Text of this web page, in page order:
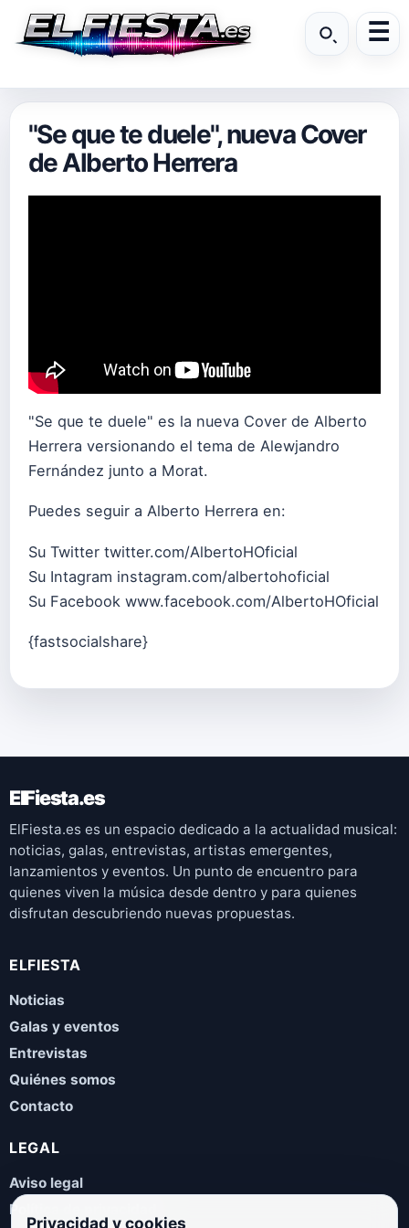
"Se que te duele", nueva Cover
de Alberto Herrera
"Se que te duele" es la nueva Cover de Alberto
Herrera versionando el tema de Alewjandro
Fernández junto a Morat.
Puedes seguir a Alberto Herrera en:
Su Twitter twitter.com/AlbertoHOficial
Su Intagram instagram.com/albertohoficial
Su Facebook www.facebook.com/AlbertoHOficial
{fastsocialshare}
ElFiesta.es
ElFiesta.es es un espacio dedicado a la actualidad musical:
noticias, galas, entrevistas, artistas emergentes,
lanzamientos y eventos. Un punto de encuentro para
quienes viven la música desde dentro y para quienes
disfrutan descubriendo nuevas propuestas.
ELFIESTA
Noticias
Galas y eventos
Entrevistas
Quiénes somos
Contacto
LEGAL
Aviso legal
Política de privacidad
Privacidad y cookies